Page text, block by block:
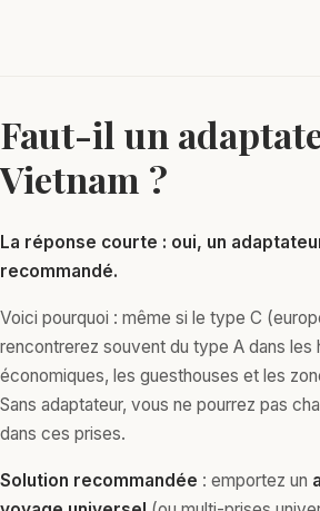
Faut-il un
Vietnam ?
La réponse courte : oui, un
recommandé.
Voici pourquoi : même si le type C
rencontrerez souvent du type A dans les
économiques, les guesthouses et les
Sans adaptateur, vous ne pourrez pas
dans ces prises.
Solution recommandée : emportez un